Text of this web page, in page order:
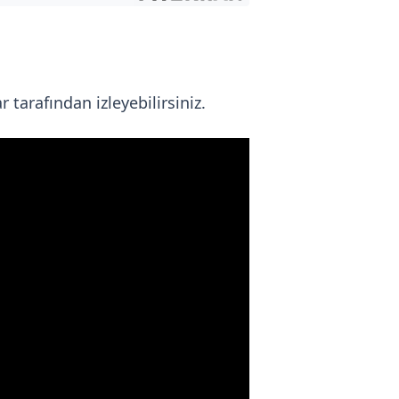
tarafından izleyebilirsiniz.